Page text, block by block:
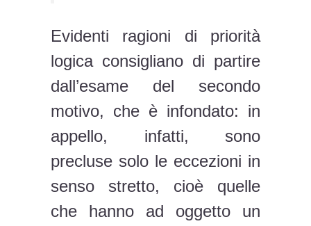
Evidenti ragioni di priorità
logica consigliano di partire
dall’esame del secondo
motivo, che è infondato: in
appello, infatti, sono
precluse solo le eccezioni in
senso stretto, cioè quelle
che hanno ad oggetto un